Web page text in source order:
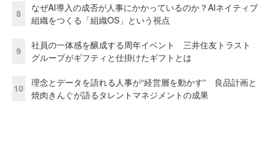
8
なぜAI導入の成否が人事にかかっているのか？AIネイティブ
組織をつくる「組織OS」という視点
9
社員の一体感を醸成する周年イベント 三井住友トラスト
グループがギフティと仕掛けたギフトとは
10
理念とデータを語れる人事が“経営層を動かす” 良品計画と
焼肉きんぐが語るタレントマネジメントの成果